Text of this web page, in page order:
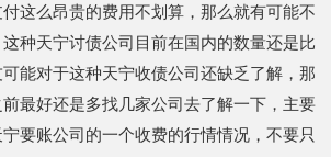
这么昂贵的费用不划算，那么就有可能不
种天宁讨债公司目前在国内的数量还是比
能对于这种天宁收债公司还缺乏了解，那
最好还是多找几家公司去了解一下，主要
要账公司的一个收费的行情情况，不要只